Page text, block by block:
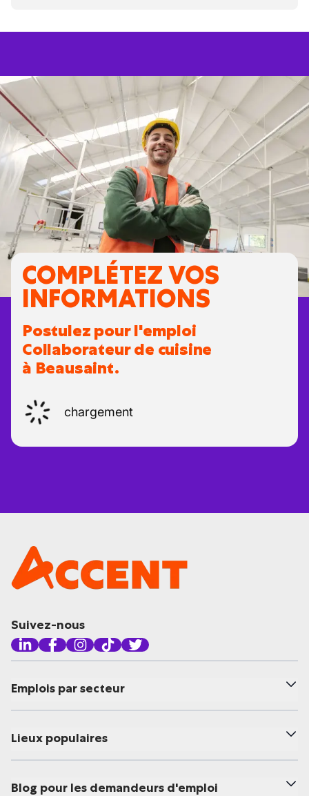
COMPLÉTEZ VOS
INFORMATIONS
Postulez pour l'emploi
Collaborateur de cuisine
à Beausaint.
chargement
Suivez-nous
Emplois par secteur
Lieux populaires
Blog pour les demandeurs d'emploi